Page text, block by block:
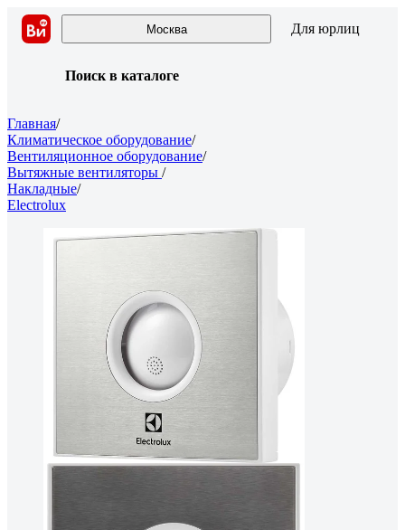
Москва Для юрлиц
Поиск в каталоге
Главная/
Климатическое оборудование/
Вентиляционное оборудование/
Вытяжные вентиляторы /
Накладные/
Electrolux